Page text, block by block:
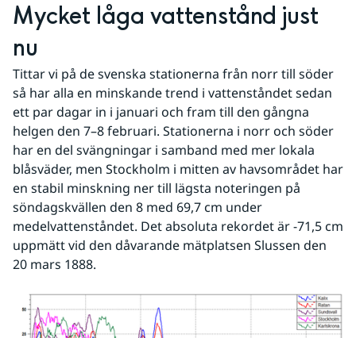
Mycket låga vattenstånd just
nu
Tittar vi på de svenska stationerna från norr till söder
så har alla en minskande trend i vattenståndet sedan
ett par dagar in i januari och fram till den gångna
helgen den 7–8 februari. Stationerna i norr och söder
har en del svängningar i samband med mer lokala
blåsväder, men Stockholm i mitten av havsområdet har
en stabil minskning ner till lägsta noteringen på
söndagskvällen den 8 med 69,7 cm under
medelvattenståndet. Det absoluta rekordet är -71,5 cm
uppmätt vid den dåvarande mätplatsen Slussen den
20 mars 1888.